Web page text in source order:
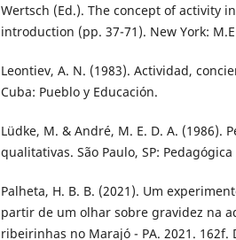
Wertsch (Ed.). The concept of activity
introduction (pp. 37-71). New York:
Leontiev, A. N. (1983). Actividad,
Cuba: Pueblo y Educación.
Lüdke, M. & André, M. E. D. A. (1986).
qualitativas. São Paulo, SP:
Palheta, H. B. B. (2021). Um
partir de um olhar sobre gravidez na
ribeirinhas no Marajó - PA. 2021. 162f.